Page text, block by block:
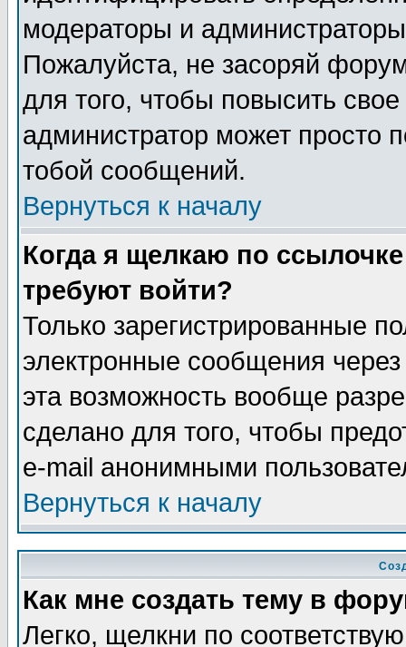
модераторы и
Пожалуйста, не засоряй
для того, чтобы повысить
администратор может просто
тобой сообщений.
Вернуться к началу
Когда я щелкаю по
требуют войти?
Только зарегистрированные
электронные сообщения
эта возможность вообще
сделано для того, чтобы
e-mail анонимными
Вернуться к началу
Как мне создать тему в
Легко, щелкни по